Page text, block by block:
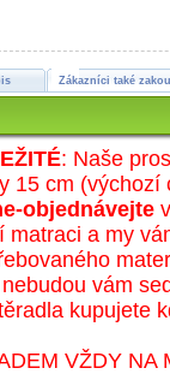
Zákazníci také
: Naše
15 cm (výchozí
objednávejte
matraci a my
vám
kupujete
VŽDY NA